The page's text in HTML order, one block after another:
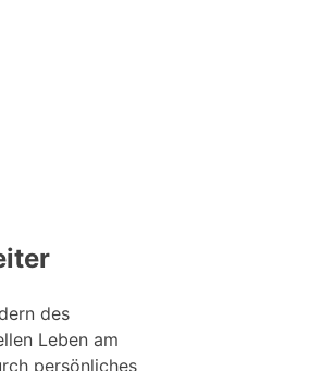
des
Leben am
persönliches